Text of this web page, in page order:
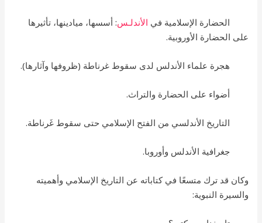
الحضارة الإسلامية في الأندلـس: أسسها، ميادينها، تأثيرها
على الحضارة الأوروبية.
هجرة علماء الأندلس لدى سقوط غرناطة (ظروفها وآثارها).
أضواء على الحضارة والتراث.
التاريخ الأندلسي من الفتح الإسلامي حتى سقوط غَرناطة.
جغرافية الأندلس وأوروبا.
وكان قد ترك متسعًا في كتاباته عن التاريخ الإسلامي وأهميته
والسيرة النبوية: